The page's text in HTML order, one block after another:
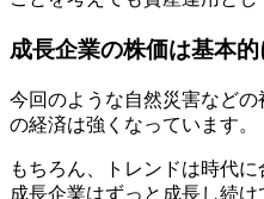
成長企業の株価は基本的
今回のような自然災害など
の経済は強くなっています。
もちろん、トレンドは時代に
成長企業はずっと成長し続け